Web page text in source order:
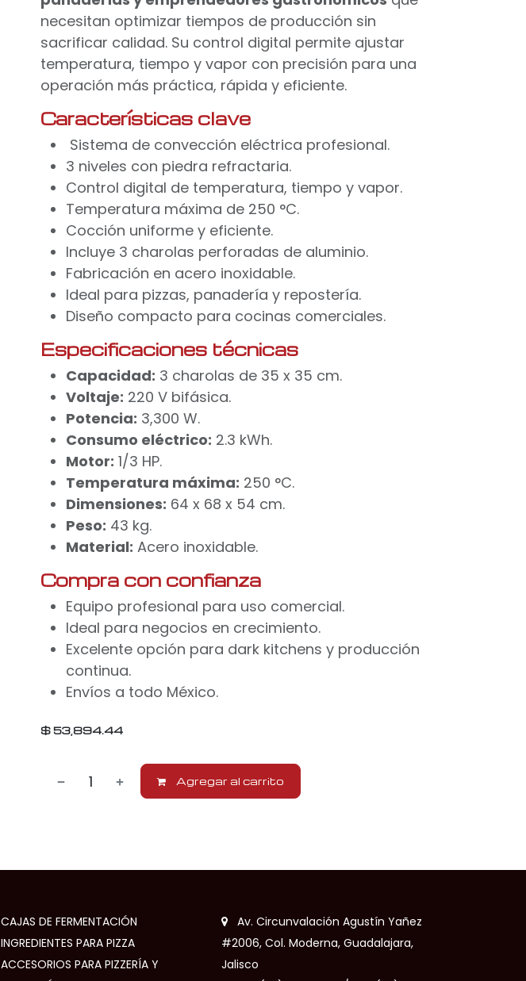
necesitan optimizar tiempos de producción sin
sacrificar calidad. Su control digital permite ajustar
temperatura, tiempo y vapor con precisión para una
operación más práctica, rápida y eficiente.
Características clave
Sistema de convección eléctrica profesional.
3 niveles con piedra refractaria.
Control digital de temperatura, tiempo y vapor.
Temperatura máxima de 250 °C.
Cocción uniforme y eficiente.
Incluye 3 charolas perforadas de aluminio.
Fabricación en acero inoxidable.
Ideal para pizzas, panadería y repostería.
Diseño compacto para cocinas comerciales.
Especificaciones técnicas
Capacidad: 3 charolas de 35 x 35 cm.
Voltaje: 220 V bifásica.
Potencia: 3,300 W.
Consumo eléctrico: 2.3 kWh.
Motor: 1/3 HP.
Temperatura máxima: 250 °C.
Dimensiones: 64 x 68 x 54 cm.
Peso: 43 kg.
Material: Acero inoxidable.
Compra con confianza
Equipo profesional para uso comercial.
Ideal para negocios en crecimiento.
Excelente opción para dark kitchens y producción
continua.
Envíos a todo México.
$53,894.44
Agregar al carrito
CAJAS DE FERMENTACIÓN
INGREDIENTES PARA PIZZA
ACCESORIOS PARA PIZZERÍA Y
Av. Circunvalación Agustín Yañez
#2006, Col. Moderna, Guadalajara,
Jalisco